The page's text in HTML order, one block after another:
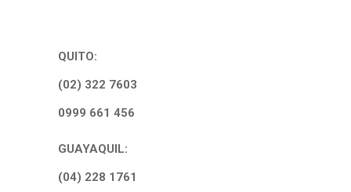
QUITO:
(02) 322 7603
0999 661 456
GUAYAQUIL:
(04) 228 1761